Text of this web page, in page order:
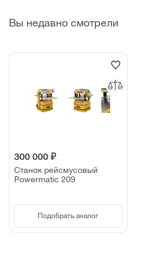
Вы недавно смотрели
300 000 ₽
Станок рейсмусовый
Powermatic 209
Подобрать аналог